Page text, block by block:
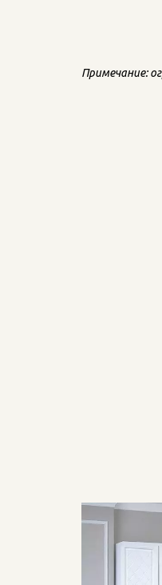
Примечание: